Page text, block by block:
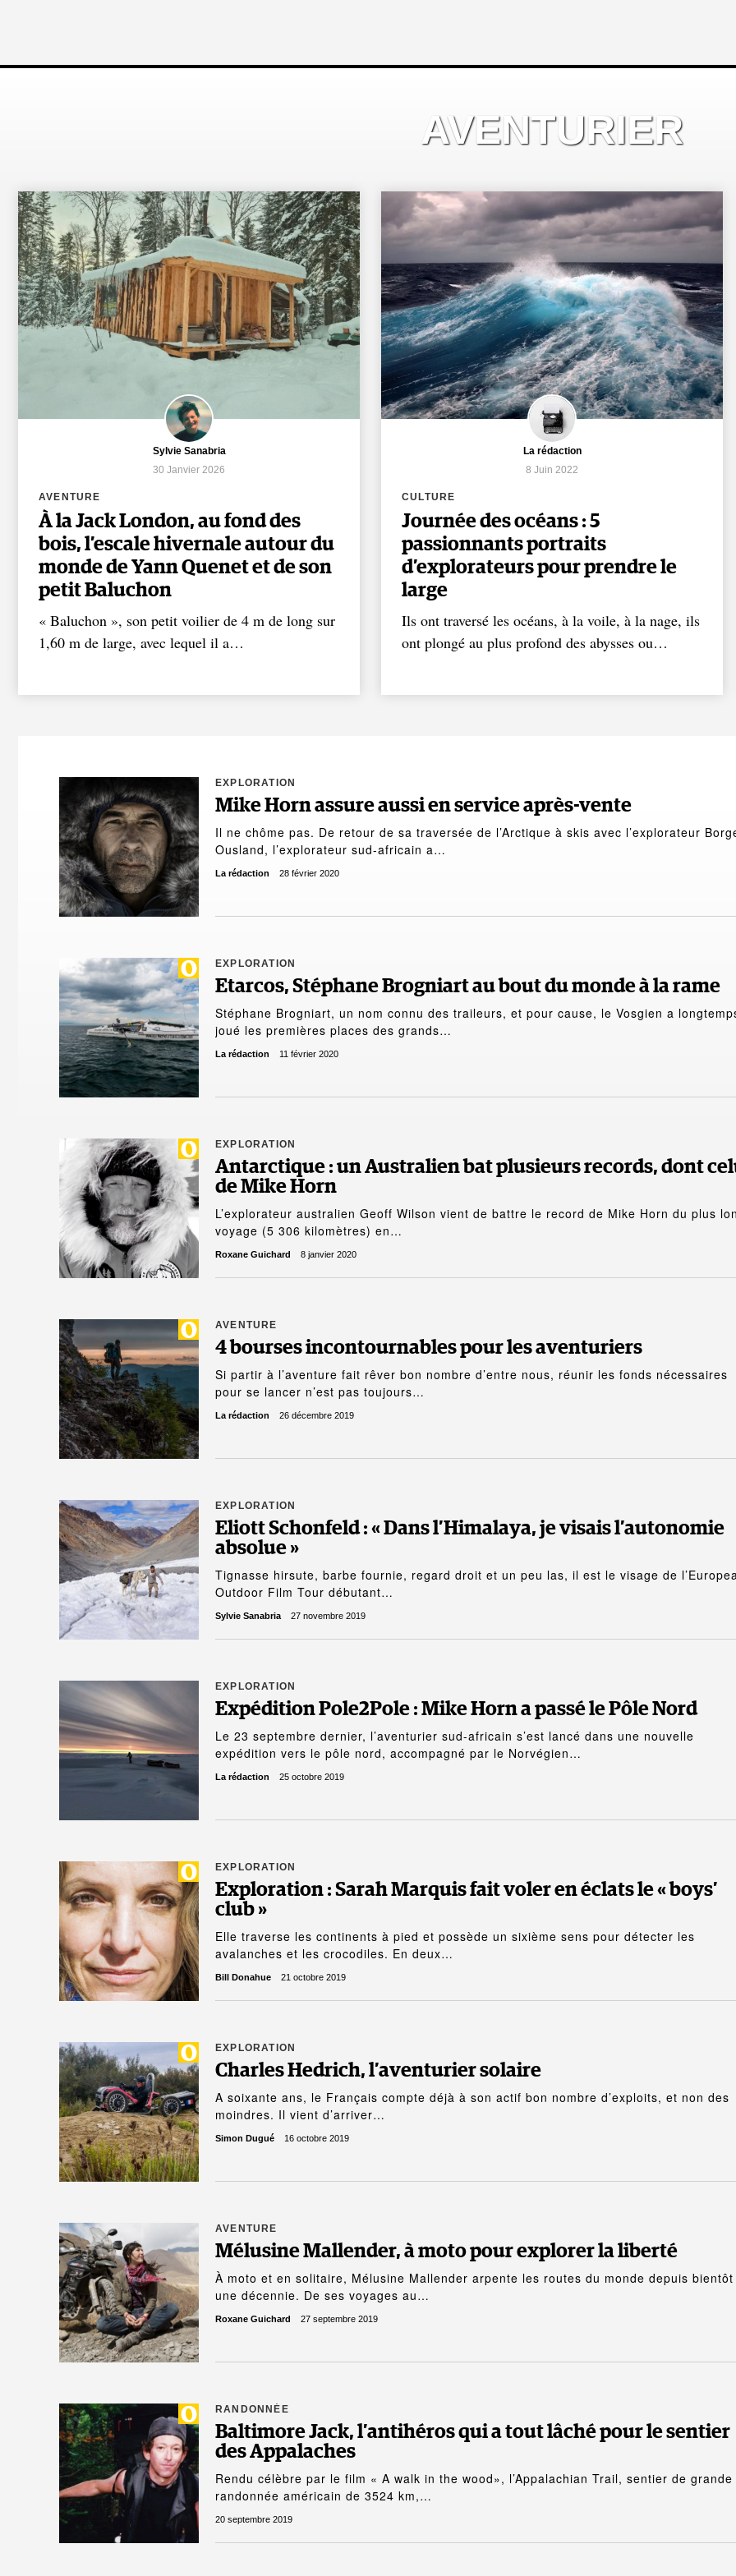
AVENTURIER
Sylvie Sanabria
30 Janvier 2026
AVENTURE
À la Jack London, au fond des
bois, l’escale hivernale autour du
monde de Yann Quenet et de son
petit Baluchon
« Baluchon », son petit voilier de 4 m de long sur
1,60 m de large, avec lequel il a…
La rédaction
8 Juin 2022
CULTURE
Journée des océans : 5
passionnants portraits
d’explorateurs pour prendre le
large
Ils ont traversé les océans, à la voile, à la nage, ils
ont plongé au plus profond des abysses ou…
EXPLORATION
Mike Horn assure aussi en service après-vente
Il ne chôme pas. De retour de sa traversée de l’Arctique à skis avec l’explorateur
Ousland, l’explorateur sud-africain a…
La rédaction 28 février 2020
EXPLORATION
Etarcos, Stéphane Brogniart au bout du monde à la rame
Stéphane Brogniart, un nom connu des traileurs, et pour cause, le Vosgien a
joué les premières places des grands…
La rédaction 11 février 2020
EXPLORATION
Antarctique : un Australien bat plusieurs records, dont
de Mike Horn
L’explorateur australien Geoff Wilson vient de battre le record de Mike Horn du plus
voyage (5 306 kilomètres) en…
Roxane Guichard 8 janvier 2020
AVENTURE
4 bourses incontournables pour les aventuriers
Si partir à l’aventure fait rêver bon nombre d’entre nous, réunir les fonds nécessaires
pour se lancer n’est pas toujours…
La rédaction 26 décembre 2019
EXPLORATION
Eliott Schonfeld : « Dans l’Himalaya, je visais l’autonomie
absolue »
Tignasse hirsute, barbe fournie, regard droit et un peu las, il est le visage de
Outdoor Film Tour débutant…
Sylvie Sanabria 27 novembre 2019
EXPLORATION
Expédition Pole2Pole : Mike Horn a passé le Pôle Nord
Le 23 septembre dernier, l’aventurier sud-africain s’est lancé dans une nouvelle
expédition vers le pôle nord, accompagné par le Norvégien…
La rédaction 25 octobre 2019
EXPLORATION
Exploration : Sarah Marquis fait voler en éclats le « boys’
club »
Elle traverse les continents à pied et possède un sixième sens pour détecter les
avalanches et les crocodiles. En deux…
Bill Donahue 21 octobre 2019
EXPLORATION
Charles Hedrich, l’aventurier solaire
A soixante ans, le Français compte déjà à son actif bon nombre d’exploits, et non des
moindres. Il vient d’arriver…
Simon Dugué 16 octobre 2019
AVENTURE
Mélusine Mallender, à moto pour explorer la liberté
À moto et en solitaire, Mélusine Mallender arpente les routes du monde depuis bientôt
une décennie. De ses voyages au…
Roxane Guichard 27 septembre 2019
RANDONNÉE
Baltimore Jack, l’antihéros qui a tout lâché pour le sentier
des Appalaches
Rendu célèbre par le film « A walk in the wood», l’Appalachian Trail, sentier de grande
randonnée américain de 3524 km,…
20 septembre 2019